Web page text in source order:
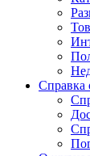
Справка